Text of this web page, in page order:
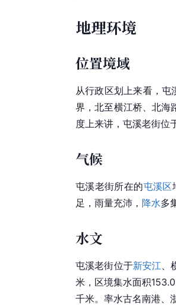
地理环境
位置境域
从行政区划 上来看，
界，北至横江桥、北海
度上来讲，屯溪老街
气候
屯溪老街所在的屯溪区
足，雨量充沛， 降水多
水文
屯溪老街位于新安江、
米，区境集水面积
千米。率水古名南港、